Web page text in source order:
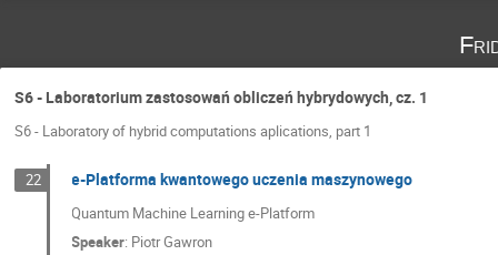
S6 - Laboratorium zastosowań obliczeń hybrydowych, cz. 1
S6 - Laboratory of hybrid computations aplications, part 1
22 e-Platforma kwantowego uczenia maszynowego
Quantum Machine Learning e-Platform
Speaker: Piotr Gawron